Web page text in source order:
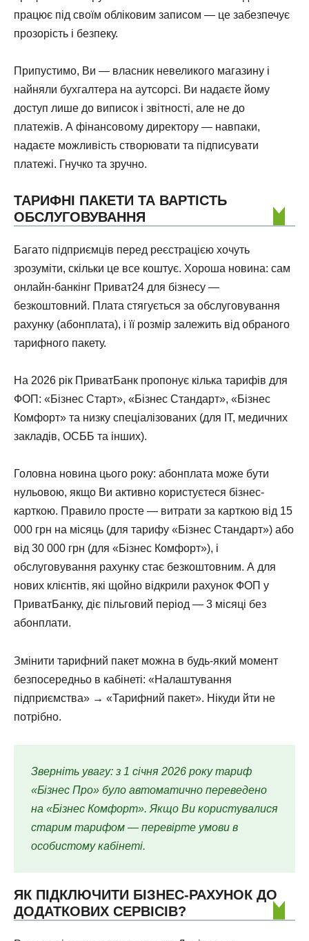
працює під своїм обліковим записом — це забезпечує
прозорість і безпеку.
Припустимо, Ви — власник невеликого магазину і
найняли бухгалтера на аутсорсі. Ви надаєте йому
доступ лише до виписок і звітності, але не до
платежів. А фінансовому директору — навпаки,
надаєте можливість створювати та підписувати
платежі. Гнучко та зручно.
ТАРИФНІ ПАКЕТИ ТА ВАРТІСТЬ
ОБСЛУГОВУВАННЯ
Багато підприємців перед реєстрацією хочуть
зрозуміти, скільки це все коштує. Хороша новина: сам
онлайн-банкінг Приват24 для бізнесу —
безкоштовний. Плата стягується за обслуговування
рахунку (абонплата), і її розмір залежить від обраного
тарифного пакету.
На 2026 рік ПриватБанк пропонує кілька тарифів для
ФОП: «Бізнес Старт», «Бізнес Стандарт», «Бізнес
Комфорт» та низку спеціалізованих (для ІТ, медичних
закладів, ОСББ та інших).
Головна новина цього року: абонплата може бути
нульовою, якщо Ви активно користуєтеся бізнес-
карткою. Правило просте — витрати за карткою від 15
000 грн на місяць (для тарифу «Бізнес Стандарт») або
від 30 000 грн (для «Бізнес Комфорт»), і
обслуговування рахунку стає безкоштовним. А для
нових клієнтів, які щойно відкрили рахунок ФОП у
ПриватБанку, діє пільговий період — 3 місяці без
абонплати.
Змінити тарифний пакет можна в будь-який момент
безпосередньо в кабінеті: «Налаштування
підприємства» → «Тарифний пакет». Нікуди йти не
потрібно.
Зверніть увагу: з 1 січня 2026 року тариф
«Бізнес Про» було автоматично переведено
на «Бізнес Комфорт». Якщо Ви користувалися
старим тарифом — перевірте умови в
особистому кабінеті.
ЯК ПІДКЛЮЧИТИ БІЗНЕС-РАХУНОК ДО
ДОДАТКОВИХ СЕРВІСІВ?